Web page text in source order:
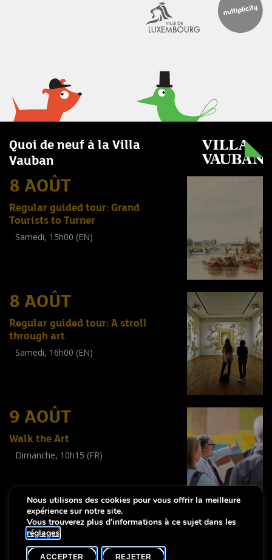
Quoi de neuf à la Villa
Vauban
8 AOÛT
Regular guided tour: Grand
Tourists to Turner
Samedi, 15h00 (EN)
8 AOÛT
Regular guided tour: A stroll
through art
Samedi, 16h00 (EN)
9 AOÛT
Walk the Art
Dimanche, 10h15 (FR)
Notice légale-
Nous utilisons des cookies pour vous offrir la meilleure
expérience sur notre site.
Vous trouverez plus d'informations à ce sujet dans les
réglages.
ACCEPTER REJETER